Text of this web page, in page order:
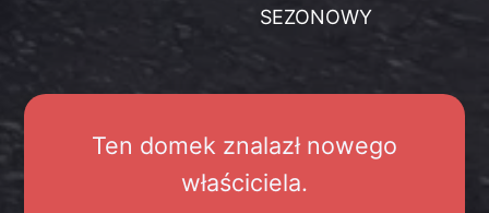
Ten domek znalazł nowego
właściciela.
SEZONOWY